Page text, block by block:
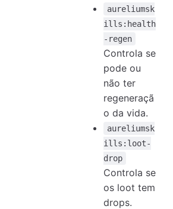
aureliumsk
ills:health
-regen
Controla se
pode ou
não ter
regeneraçã
o da vida.
aureliumsk
ills:loot-
drop
Controla se
os loot tem
drops.